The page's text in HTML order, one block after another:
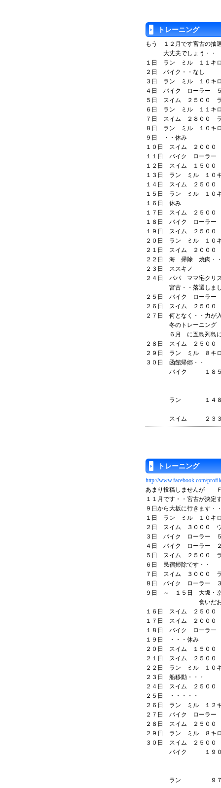
トレーニング
もう １２月です宮古の抽
大丈夫でしょう・・
１日 ラン ミル １１キ
２日 バイク・・なし
３日 ラン ミル １０キ
４日 バイク ローラー
５日 スイム ２５００
６日 ラン ミル １１
７日 スイム ２８００
８日 ラン ミル １０キ
９日 ・・休み
１０日 スイム ２００
１１日 バイク ローラー
１２日 スイム １５０
１３日 ラン ミル １０
１４日 スイム ２５０
１５日 ラン ミル １０
１６日 休み
１７日 スイム ２５０
１８日 バイク ローラー
１９日 スイム ２５０
２０日 ラン ミル １０
２１日 スイム ２００
２２日 海 掃除 焼肉・
２３日 ススキノ
２４日 パパ ママ宅クリ
宮古・・落選しまし
２５日 バイク ローラー
２６日 スイム ２５０
２７日 何となく・・力が
冬のトレーニング 頑
６月 に五島列島に
２８日 スイム ２５０
２９日 ラン ミル ８キ
３０日 函館帰郷・・
バイク １８５
ラン １４８
スイム ２３
トレーニング
http://www.facebook.com/
あまり投稿しませんが Ｆ
１１月です・・宮古が決定
９日から大坂に行きます・
１日 ラン ミル １０キ
２日 スイム ３０００
３日 バイク ローラー
４日 バイク ローラー
５日 スイム ２５００
６日 民宿掃除です・・
７日 スイム ３０００
８日 バイク ローラー
９日 ～ １５日 大坂・
食いだおれる
１６日 スイム ２５０
１７日 スイム ２００
１８日 バイク ローラー
１９日 ・・・休み
２０日 スイム １５０
２１日 スイム ２５０
２２日 ラン ミル １０
２３日 船移動・・・
２４日 スイム ２５０
２５日 ・・・・・
２６日 ラン ミル １２
２７日 バイク ローラー
２８日 スイム ２５０
２９日 ラン ミル ８キ
３０日 スイム ２５０
バイク １９０
ラン ９７